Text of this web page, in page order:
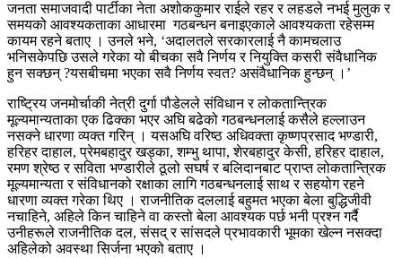
जनता समाजवादी पार्टीका नेता अशोककुमार राईले रहर र लहडले नभई मुलुक र
समयको आवश्यकताका आधारमा गठबन्धन बनाइएकाले आवश्यकता रहेसम्म
कायम रहने बताए । उनले भने, ‘अदालतले सरकारलाई नै कामचलाउ
भनिसकेपछि उसले गरेका यो बीचका सवै निर्णय र नियुक्ति कसरी संवैधानिक
हुन सक्छन् ?यसबीचमा भएका सवै निर्णय स्वत? असंवैधानिक हुन्छन् ।’
राष्ट्रिय जनमोर्चाकी नेत्री दुर्गा पौडेलले संविधान र लोकतान्त्रिक
मूल्यमान्यताका एक ढिक्का भएर अघि बढेको गठबन्धनलाई कसैले हल्लाउन
नसक्ने धारणा व्यक्त गरिन् । यसअघि वरिष्ठ अधिवक्ता कृष्णप्रसाद भण्डारी,
हरिहर दाहाल, प्रेमबहादुर खड्का, शम्भु थापा, शेरबहादुर केसी, हरिहर दाहाल,
रमण श्रेष्ठ र सविता भण्डारीले ठूलो सघर्ष र बलिदानबाट प्राप्त लोकतान्त्रिक
मूल्यमान्यता र संविधानको रक्षाका लागि गठबन्धनलाई साथ र सहयोग रहने
धारणा व्यक्त गरेका थिए । राजनीतिक दललाई बहुमत भएका बेला बुद्धिजीवी
नचाहिने, अहिले किन चाहिने वा कस्तो बेला आवश्यक पर्छ भनी प्रश्न गर्दै
उनीहरूले राजनीतिक दल, संसद् र सांसदले प्रभावकारी भूमका खेल्न नसक्दा
अहिलेको अवस्था सिर्जना भएको बताए ।